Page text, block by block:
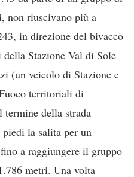
non riuscivano più a
in direzione del bivacco
Stazione Val di Sole
(un veicolo di Stazione e
territoriali di
della strada
la salita per un
a raggiungere il gruppo
metri. Una volta